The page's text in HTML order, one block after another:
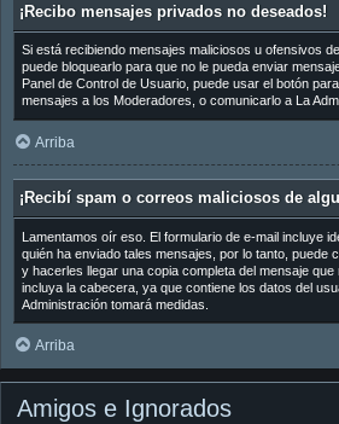
¡Recibo mensajes privados no deseados!
Si está recibiendo mensajes maliciosos u ofensivos
puede bloquearlo para que no le pueda enviar
Panel de Control de Usuario, puede usar el botón
mensajes a los Moderadores, o comunicarlo a La
Arriba
¡Recibí spam o correos maliciosos de
Lamentamos oír eso. El formulario de e-mail incluye
quién ha enviado tales mensajes, por lo tanto, puede
y hacerles llegar una copia completa del mensaje
incluya la cabecera, ya que contiene los datos del
Administración tomará medidas.
Arriba
Amigos e Ignorados